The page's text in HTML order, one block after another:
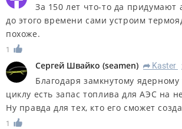
За 150 лет что-то да придумают
до этого времени сами устроим
похоже.
1
Сергей Швайко (seamen) R Kaster
Благодаря замкнутому
циклу есть запас топлива для АЭС на
Ну правда для тех, кто его сможет
1